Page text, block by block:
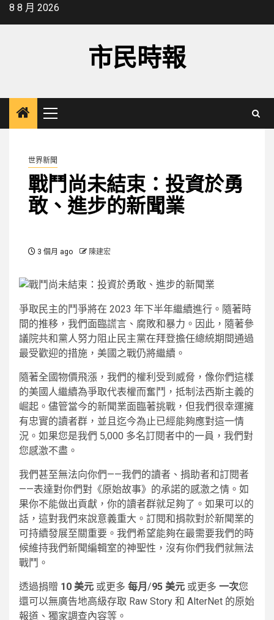
Skip8 8 月 2026
市民時報
Primary
Menu
世界新聞
戰鬥尚未結束：投資於勇
敢、進步的新聞業
3 個月 ago 陳建宏
爭取民主的鬥爭將在 2023 年下半年繼續進行。隨著時
間的推移，我們面臨謊言、腐敗和暴力。因此，隨著參
議院共和黨人努力阻止民主黨在拜登擔任總統期間通過
最受歡迎的措施，美國之戰仍將繼續。
隨著全國物價飛漲，我們的權利受到威脅，像你們這樣
的美國人繼續為爭取代表權而奮鬥，抵制法西斯主義的
崛起。儘管當今的新聞業面臨著挑戰​​，但我們很幸運擁
有忠實的讀者群，並且迄今為止已經能夠應對這一情
況。如果您是我們 5,000 多名訂閱者中的一員，我們對
您感激不盡。
我們甚至無法向你們——我們的讀者、捐助者和訂閱者
——表達對你們對《原始故事》的承諾的感激之情。如
果你不能做出貢獻，你的讀者群就足夠了。如果可以的
話，這對我們來說意義重大。訂閱和捐款對於新聞業的
可持續發展至關重要。我們希望能夠在最需要我們的時
候維持我們新聞編輯室的神聖性，沒有你們我們就無法
戰鬥。
透過捐贈 10 美元 或更多 每月 /95 美元 或更多 一次您
還可以無廣告地高級存取 Raw Story 和 AlterNet 的原始
報道、獨家調查內容等。